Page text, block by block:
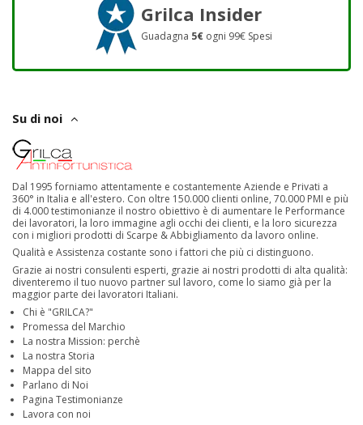
Grilca Insider
Guadagna 5€ ogni 99€ Spesi
Su di noi
Dal 1995 forniamo attentamente e costantemente Aziende e Privati a
360° in Italia e all'estero. Con oltre 150.000 clienti online, 70.000 PMI e più
di 4.000 testimonianze il nostro obiettivo è di aumentare le Performance
dei lavoratori, la loro immagine agli occhi dei clienti, e la loro sicurezza
con i migliori prodotti di Scarpe & Abbigliamento da lavoro online.
Qualità e Assistenza costante sono i fattori che più ci distinguono.
Grazie ai nostri consulenti esperti, grazie ai nostri prodotti di alta qualità:
diventeremo il tuo nuovo partner sul lavoro, come lo siamo già per la
maggior parte dei lavoratori Italiani.
Chi è "GRILCA?"
Promessa del Marchio
La nostra Mission: perchè
La nostra Storia
Mappa del sito
Parlano di Noi
Pagina Testimonianze
Lavora con noi